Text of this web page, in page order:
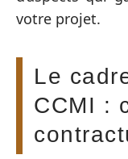
votre projet.
Le
CCMI :